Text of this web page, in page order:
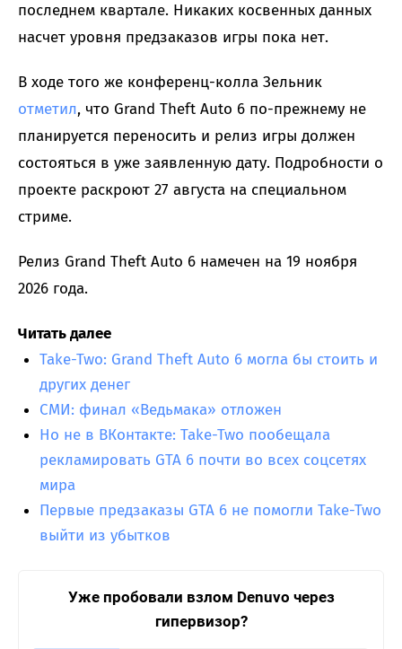
последнем квартале. Никаких косвенных данных
насчет уровня предзаказов игры пока нет.
В ходе того же конференц-колла Зельник
отметил, что Grand Theft Auto 6 по-прежнему не
планируется переносить и релиз игры должен
состояться в уже заявленную дату. Подробности о
проекте раскроют 27 августа на специальном
стриме.
Релиз Grand Theft Auto 6 намечен на 19 ноября
2026 года.
Читать далее
Take-Two: Grand Theft Auto 6 могла бы стоить и
других денег
СМИ: финал «Ведьмака» отложен
Но не в ВКонтакте: Take-Two пообещала
рекламировать GTA 6 почти во всех соцсетях
мира
Первые предзаказы GTA 6 не помогли Take-Two
выйти из убытков
Уже пробовали взлом Denuvo через
гипервизор?